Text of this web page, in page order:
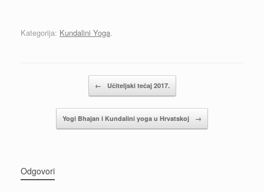
Kategorija: Kundalini Yoga.
← Učiteljski tečaj 2017.
Yogi Bhajan i Kundalini yoga u Hrvatskoj →
Odgovori